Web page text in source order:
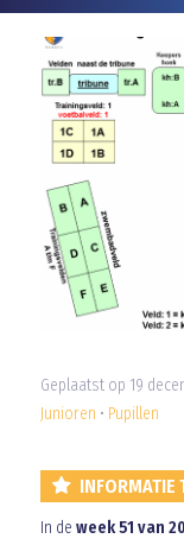
Geplaatst op 19
Junioren • Pupillen
INFORMATIE
In de week 51 van